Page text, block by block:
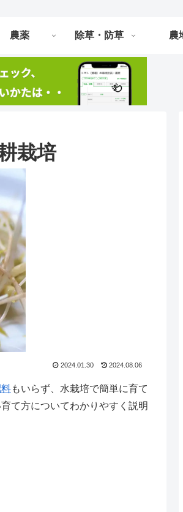
農薬 除草・防草 農
栽培
2024.01.30 2024.08.06
もいらず、水栽培で簡単に育て
て方についてわかりやすく説明